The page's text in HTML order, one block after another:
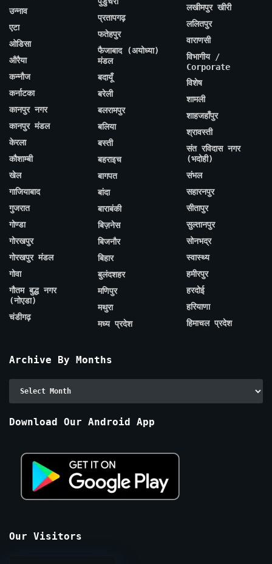
उन्नाव
एटा
ओडिसा
औरैया
कन्नौज
कर्नाटका
कानपुर नगर
कानपुर मंडल
केरला
कौशाम्बी
खेल
गाजियाबाद
गुजरात
गोण्डा
गोरखपुर
गोरखपुर मंडल
गोवा
गौतम बुद्ध नगर
(नोएडा)
चंडीगढ़
प्रतापगढ़
फतेहपुर
फैजाबाद (अयोध्या)
मंडल
बदायूँ
बरेली
बलरामपुर
बलिया
बस्ती
बहराइच
बागपत
बांदा
बाराबंकी
बिज़नेस
बिजनौर
बिहार
बुलंदशहर
मणिपुर
मथुरा
मध्य प्रदेश
लखीमपुर खीरी
ललितपुर
वाराणसी
विभागीय /
Corporate
विशेष
शामली
शाहजहाँपुर
श्रावस्ती
संत रविदास नगर
(भदोही)
संभल
सहारनपुर
सीतापुर
सुल्तानपुर
सोनभद्र
स्वास्थ्य
हमीरपुर
हरदोई
हरियाणा
हिमाचल प्रदेश
Archive By Months
Download Our Android App
Our Visitors